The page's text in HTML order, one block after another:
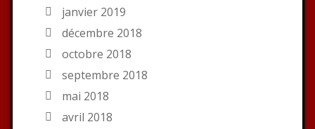
janvier 2019
décembre 2018
octobre 2018
septembre 2018
mai 2018
avril 2018